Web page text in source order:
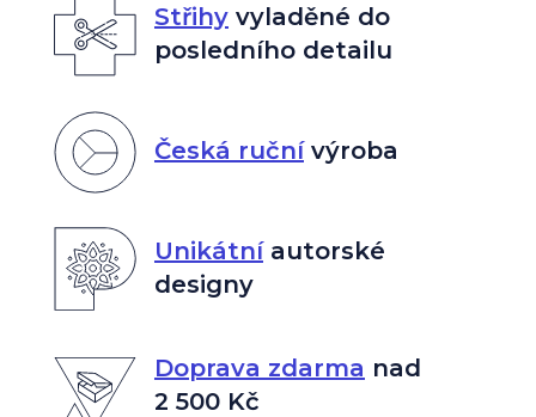
Střihyvyladěné do
posledního detailu
Česká ručnívýroba
Unikátníautorské
designy
Doprava zdarma nad
2 500 Kč